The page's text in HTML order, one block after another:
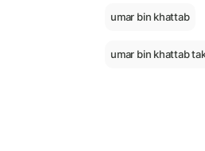
umar bin khattab
umar bin khattab